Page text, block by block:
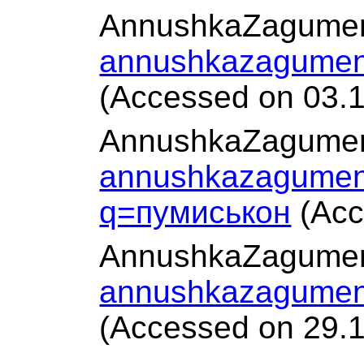
(Accessed on
q=пумиськон
(Accessed on